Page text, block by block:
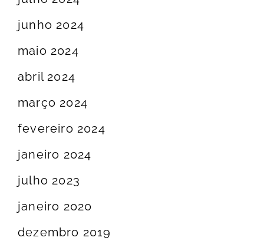
junho 2024
maio 2024
abril 2024
março 2024
fevereiro 2024
janeiro 2024
julho 2023
janeiro 2020
dezembro 2019